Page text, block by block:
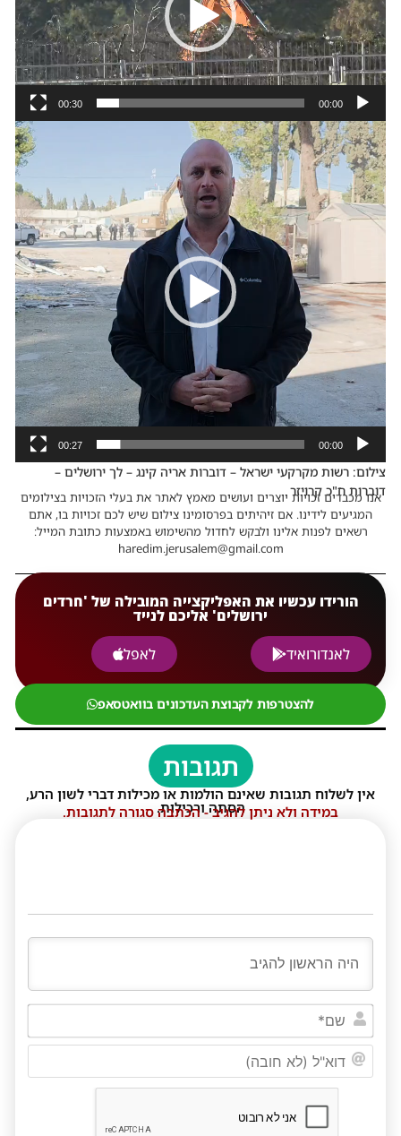
00:00
00:30
נגן
וידאו
00:00
00:27
צילום: רשות מקרקעי ישראל – דוברות אריה קינג – לך ירושלים –
דוברות ח"כ קרויזר
אנו מכבדים זכויות יוצרים ועושים מאמץ לאתר את בעלי הזכויות בצילומים
המגיעים לידינו. אם זיהיתים בפרסומינו צילום שיש לכם זכויות בו, אתם
רשאים לפנות אלינו ולבקש לחדול מהשימוש באמצעות כתובת המייל:
haredim.jerusalem@gmail.com
הורידו עכשיו את האפליקצייה המובילה של 'חרדים
ירושלים' אליכם לנייד
לאנדורואיד
לאפל
להצטרפות לקבוצת העדכונים בוואטסאפ
תגובות
אין לשלוח תגובות שאינם הולמות או מכילות דברי לשון הרע,
הסתה ורכילות.
במידה ולא ניתן להגיב - הכתבה סגורה לתגובות.
שם*